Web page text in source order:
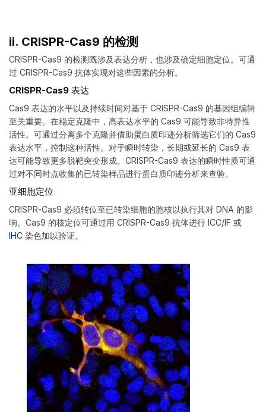
ii. CRISPR-Cas9 的检测
CRISPR-Cas9 的检测既涉及表达分析，也涉及确定细胞定位。可通
过 CRISPR-Cas9 抗体实现对这些因素的分析。
CRISPR-Cas9 表达
Cas9 表达的水平以及持续时间对基于 CRISPR-Cas9 的基因组编辑
至关重要。在稳定克隆中，高表达水平的 Cas9 可能导致非特异性
活性。可通过分离多个克隆并借助蛋白质印迹分析筛选它们的 Cas9
表达水平，控制这种活性。对于瞬时转染，长期或延长的 Cas9 表
达可能导致更多脱靶突变形成。CRISPR-Cas9 表达的瞬时性质可通
过对不同时点收集的已转染样品进行蛋白质印迹分析来查验。
亚细胞定位
CRISPR-Cas9 必须转位至已转染细胞的胞核以执行其对 DNA 的影
响。Cas9 的核定位可通过用 CRISPR-Cas9 抗体进行 ICC/IF 或
IHC 染色加以验证。